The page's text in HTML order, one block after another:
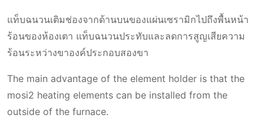
แท็บฉนวนเติมช่องจากด้านบนของแผ่นเซรามิกไปถึงพื้นหน้า
ร้อนของห้องเตา แท็บฉนวนประทับและลดการสูญเสียความ
ร้อนระหว่างขาองค์ประกอบสองขา
The main advantage of the element holder is that the
mosi2 heating elements can be installed from the
outside of the furnace.